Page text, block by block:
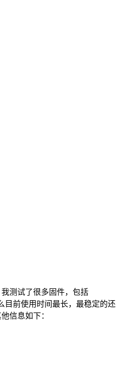
测试了很多固件，包括
目前使用时间最长，最稳定的还
信息如下：